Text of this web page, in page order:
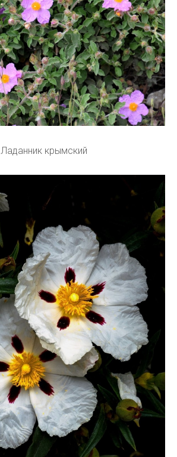
Ладанник крымский